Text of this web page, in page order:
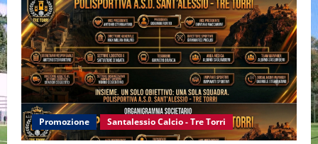
Promozione Santalessio Calcio - Tre Torri